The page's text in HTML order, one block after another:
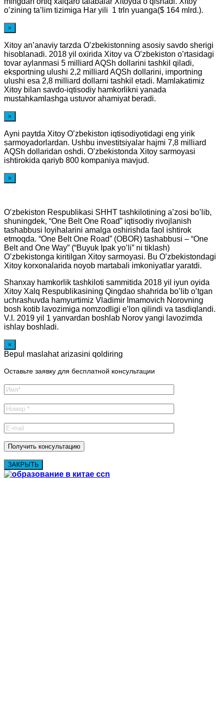
o’zining ta’lim tizimiga Har yili 1 trln yuanga($ 164 mlrd.).
×
Xitoy an’anaviy tarzda O’zbekistonning asosiy savdo sherigi
hisoblanadi. 2018 yil oxirida Xitoy va O’zbekiston o’rtasidagi
tovar aylanmasi 5 milliard AQSh dollarini tashkil qiladi,
eksportning ulushi 2,2 milliard AQSh dollarini, importning
ulushi esa 2,8 milliard dollarni tashkil etadi. Mamlakatimiz
Xitoy bilan savdo-iqtisodiy hamkorlikni yanada
mustahkamlashga ustuvor ahamiyat beradi.
×
Ayni paytda Xitoy O’zbekiston iqtisodiyotidagi eng yirik
sarmoyadorlardan. Ushbu investitsiyalar hajmi 7,8 milliard
AQSh dollaridan oshdi. O’zbekistonda Xitoy sarmoyasi
ishtirokida qariyb 800 kompaniya mavjud.
×
O’zbekiston Respublikasi SHHT tashkilotining a’zosi bo’lib,
shuningdek, “One Belt One Road” iqtisodiy rivojlanish
tashabbusi loyihalarini amalga oshirishda faol ishtirok
etmoqda. “One Belt One Road” (OBOR) tashabbusi – “One
Belt and One Way” (“Buyuk Ipak yo’li” ni tiklash)
O’zbekistonga kiritilgan Xitoy sarmoyasi. Bu O’zbekistondagi
Xitoy korxonalarida noyob martabali imkoniyatlar yaratdi.
Shanxay hamkorlik tashkiloti sammitida 2018 yil iyun oyida
Xitoy Xalq Respublikasining Qingdao shahrida bo’lib o’tgan
uchrashuvda hamyurtimiz Vladimir Imamovich Norovning
bosh kotib lavozimiga nomzodligi e’lon qilindi va tasdiqlandi.
V.I. 2019 yil 1 yanvardan boshlab Norov yangi lavozimda
ishlay boshladi.
×
Bepul maslahat arizasini qoldiring
Оставьте заявку для бесплатной консультации
ЗАКРЫТЬ